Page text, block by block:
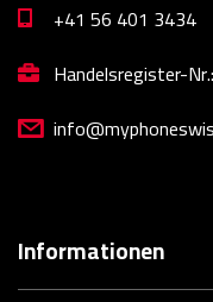
+41 56 401 3434
Handelsregister-
Informationen